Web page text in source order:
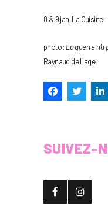
8 & 9 jan, La Cuisine
photo : La guerre
Raynaud de Lage
SUIVEZ-